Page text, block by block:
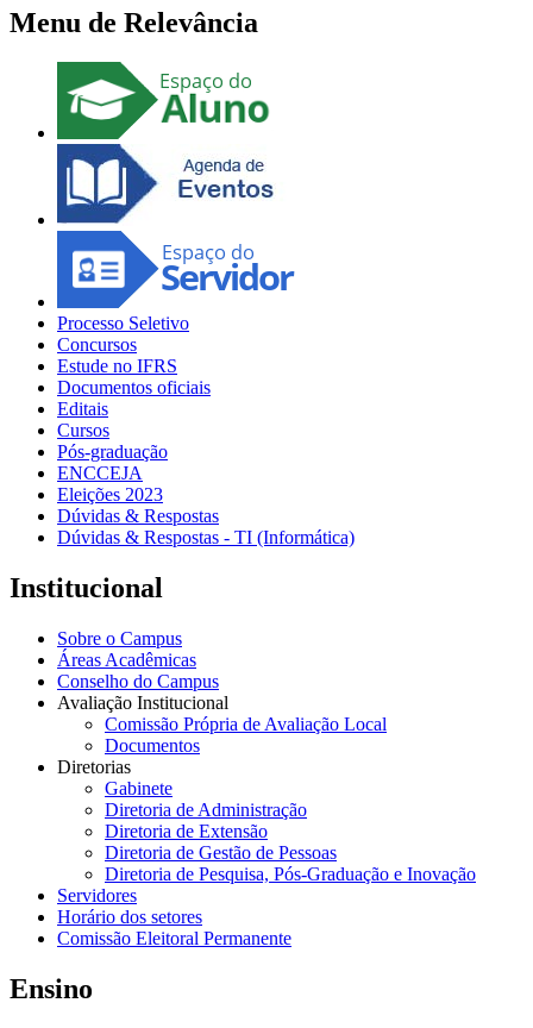
Menu de Relevância
Processo Seletivo
Concursos
Estude no IFRS
Documentos oficiais
Editais
Cursos
Pós-graduação
ENCCEJA
Eleições 2023
Dúvidas & Respostas
Dúvidas & Respostas - TI (Informática)
Institucional
Sobre o Campus
Áreas Acadêmicas
Conselho do Campus
Avaliação Institucional
Comissão Própria de Avaliação Local
Documentos
Diretorias
Gabinete
Diretoria de Administração
Diretoria de Extensão
Diretoria de Gestão de Pessoas
Diretoria de Pesquisa, Pós-Graduação e Inovação
Servidores
Horário dos setores
Comissão Eleitoral Permanente
Ensino